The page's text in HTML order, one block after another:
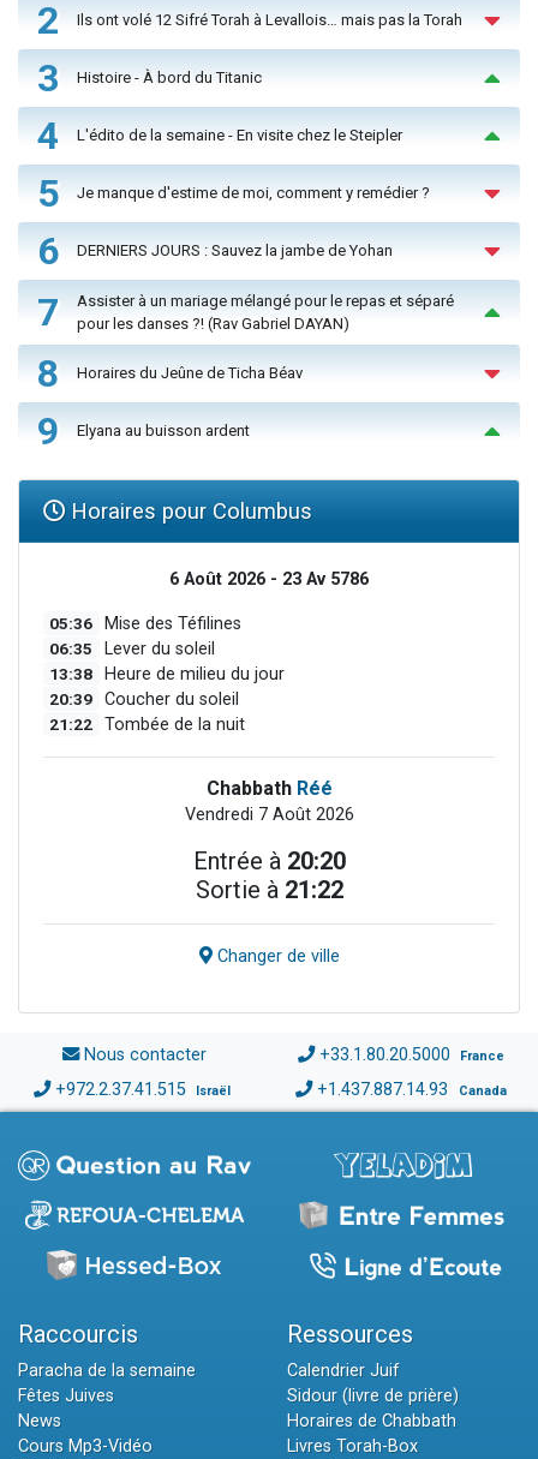
2 Ils ont volé 12 Sifré Torah à Levallois… mais pas la Torah
3 Histoire - À bord du Titanic
4 L'édito de la semaine - En visite chez le Steipler
5 Je manque d'estime de moi, comment y remédier ?
6 DERNIERS JOURS : Sauvez la jambe de Yohan
7
Assister à un mariage mélangé pour le repas et séparé
pour les danses ?! (Rav Gabriel DAYAN)
8 Horaires du Jeûne de Ticha Béav
9 Elyana au buisson ardent
Horaires pour Columbus
6 Août 2026 - 23 Av 5786
05:36 Mise des Téfilines
06:35 Lever du soleil
13:38 Heure de milieu du jour
20:39 Coucher du soleil
21:22 Tombée de la nuit
Chabbath Réé
Vendredi 7 Août 2026
Entrée à 20:20
Sortie à 21:22
Changer de ville
Nous contacter +33.1.80.20.5000 France
+972.2.37.41.515 Israël +1.437.887.14.93 Canada
Raccourcis
Paracha de la semaine
Fêtes Juives
News
Cours Mp3-Vidéo
Ressources
Calendrier Juif
Sidour (livre de prière)
Horaires de Chabbath
Livres Torah-Box